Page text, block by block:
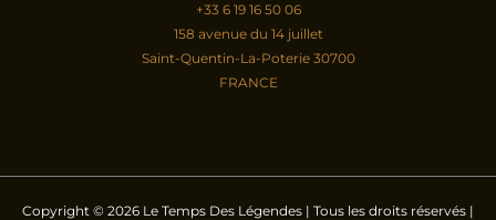
+33 6 19 16 50 06
158 avenue du 14 juillet
Saint-Quentin-La-Poterie 30700
FRANCE
Copyright © 2026 Le Temps Des Légendes | Tous les droits réservés |